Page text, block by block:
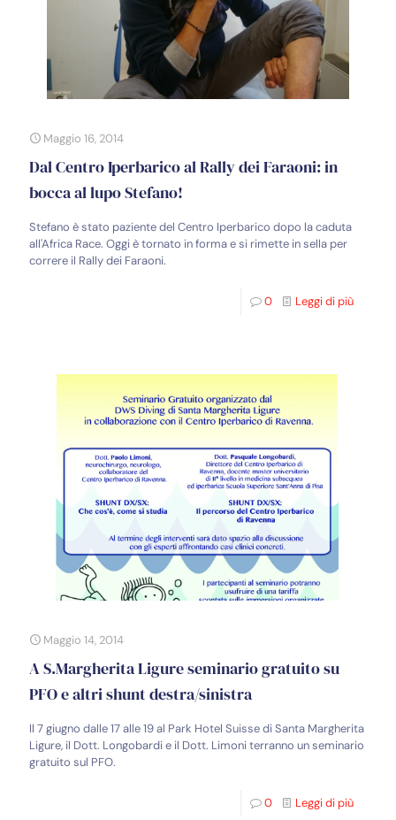
Maggio 16, 2014
Dal Centro Iperbarico al Rally dei Faraoni: in
bocca al lupo Stefano!
Stefano è stato paziente del Centro Iperbarico dopo la caduta
all'Africa Race. Oggi è tornato in forma e si rimette in sella per
correre il Rally dei Faraoni.
0 Leggi di più
Maggio 14, 2014
A S.Margherita Ligure seminario gratuito su
PFO e altri shunt destra/sinistra
Il 7 giugno dalle 17 alle 19 al Park Hotel Suisse di Santa Margherita
Ligure, il Dott. Longobardi e il Dott. Limoni terranno un seminario
gratuito sul PFO.
0 Leggi di più